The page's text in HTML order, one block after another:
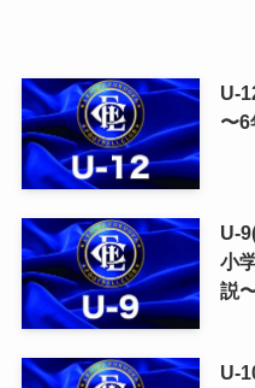
U-
〜6
U-
小
説
U-